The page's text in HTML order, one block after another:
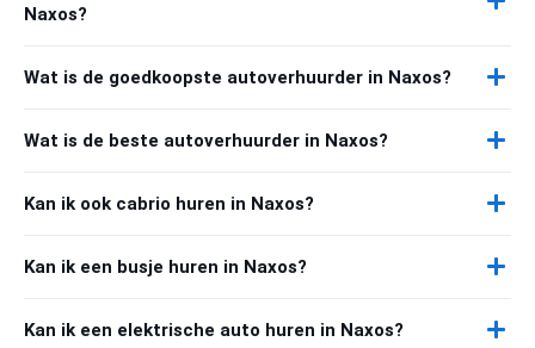
Naxos?
Wat is de goedkoopste autoverhuurder in Naxos?
Wat is de beste autoverhuurder in Naxos?
Kan ik ook cabrio huren in Naxos?
Kan ik een busje huren in Naxos?
Kan ik een elektrische auto huren in Naxos?